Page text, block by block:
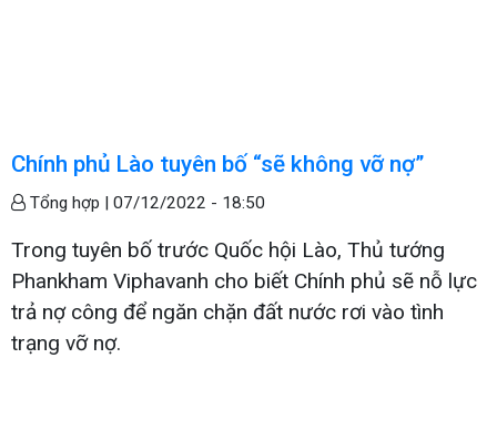
Chính phủ Lào tuyên bố “sẽ không vỡ nợ”
Tổng hợp | 07/12/2022 - 18:50
Trong tuyên bố trước Quốc hội Lào, Thủ tướng
Phankham Viphavanh cho biết Chính phủ sẽ nỗ lực
trả nợ công để ngăn chặn đất nước rơi vào tình
trạng vỡ nợ.